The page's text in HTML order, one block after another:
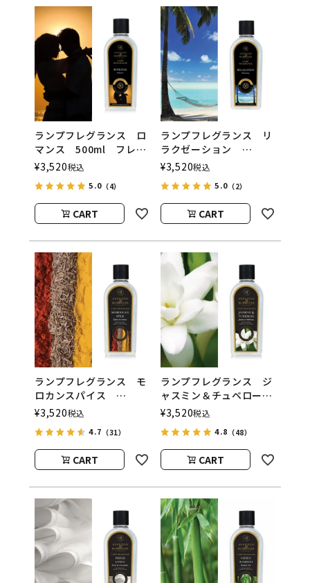
ランプフレグランス ロ
マンス 500ml フレグ
ランスランプ用オイル
ASHLEIGH&BURWOOD
（アシュレイアンドバー
ウッド）
¥3,520税込
5.0 （4）
CART
ランプフレグランス リ
ラクゼーション
500ml フレグランスラ
ンプ用オイル
ASHLEIGH&BURWOOD
（アシュレイアンドバー
ウッド）
¥3,520税込
5.0（2）
CART
ランプフレグランス モ
ロカンスパイス
500ml フレグランスラ
ンプ用オイル
ASHLEIGH&BURWOOD
（アシュレイアンドバー
ウッド）
¥3,520税込
4.7 （31）
CART
ランプフレグランス ジ
ャスミン＆チュベロー
ズ 500ml フレグラン
スランプ用オイル
ASHLEIGH&BURWOOD
（アシュレイアンドバー
ウッド）
¥3,520税込
4.8 （48）
CART